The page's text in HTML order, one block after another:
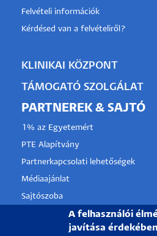
Felvételi információk
Kérdésed van a felvételiről?
KLINIKAI KÖZPONT
TÁMOGATÓ SZOLGÁLAT
PARTNEREK & SAJTÓ
1% az Egyetemért
PTE Alapítvány
Partnerkapcsolati lehetőségek
Médiaajánlat
Sajtószoba
Pályázati projektekA felhasználói
javítása